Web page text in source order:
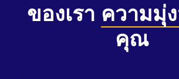
ของเรา ความมุ่
คุณ